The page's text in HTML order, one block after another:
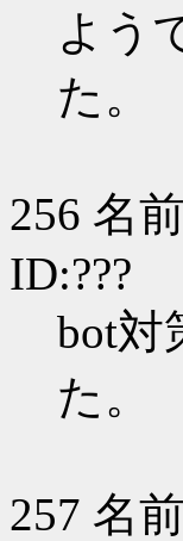
よう
た。
256 名前
ID:???
bot対
た。
257 名前